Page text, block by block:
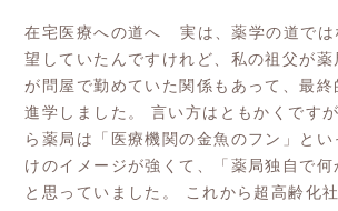
在宅医療への道へ 実は、薬学の道では
望していたんですけれど、私の祖父が薬
が問屋で勤めていた関係もあって、最終
進学しました。 言い方はともかくです
ら薬局は「医療機関の金魚のフン」と
けのイメージが強くて、「薬局独自で何
と思っていました。 これから超高齢化